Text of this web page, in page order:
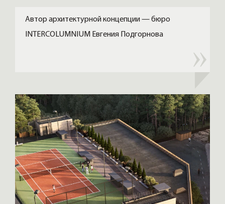
Автор архитектурной концепции — бюро
INTERCOLUMNIUM Евгения Подгорнова